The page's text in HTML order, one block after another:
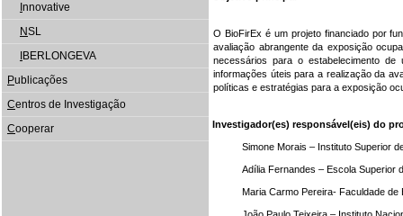
nnovative
NSL
BERLONGEVA
Publicações
Centros de Investigação
Cooperar
O BioFirEx é um projeto financiado por
avaliação abrangente da exposição
necessários para o estabelecimento
informações úteis para a realização da
políticas e estratégias para a exposição
Investigador(es) responsável(eis) do
Simone Morais – Instituto Superior de
Adília Fernandes – Escola Superior de
Maria Carmo Pereira- Faculdade de